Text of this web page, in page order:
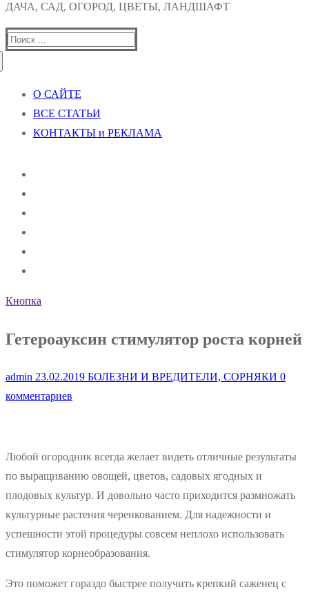
ДАЧА, САД, ОГОРОД, ЦВЕТЫ, ЛАНДШАФТ
Найти:
О САЙТЕ
ВСЕ СТАТЬИ
КОНТАКТЫ и РЕКЛАМА
Кнопка
Гетероауксин стимулятор роста корней
admin 23.02.2019 БОЛЕЗНИ И ВРЕДИТЕЛИ, СОРНЯКИ 0
комментариев
Любой огородник всегда желает видеть отличные результаты
по выращиванию овощей, цветов, садовых ягодных и
плодовых культур. И довольно часто приходится размножать
культурные растения черенкованием. Для надежности и
успешности этой процедуры совсем неплохо использовать
стимулятор корнеобразования.
Это поможет гораздо быстрее получить крепкий саженец с